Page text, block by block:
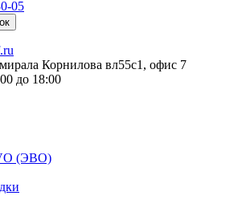
05
Корнилова вл55с1, офис 7
до 18:00
(ЭВО)